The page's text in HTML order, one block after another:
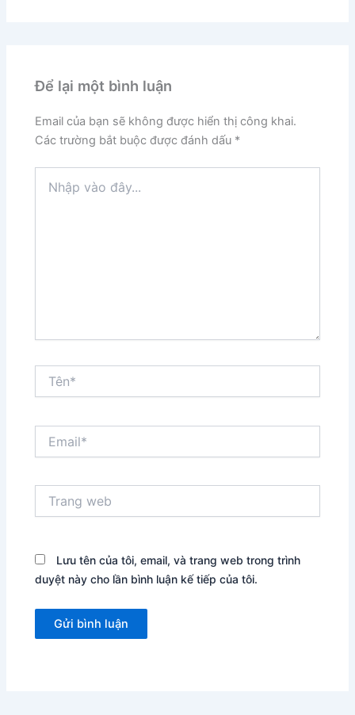
Để lại một bình luận
Email của bạn sẽ không được hiển thị công khai.
Các trường bắt buộc được đánh dấu *
vào
web
Lưu tên của tôi, email, và trang web trong trình
duyệt này cho lần bình luận kế tiếp của tôi.